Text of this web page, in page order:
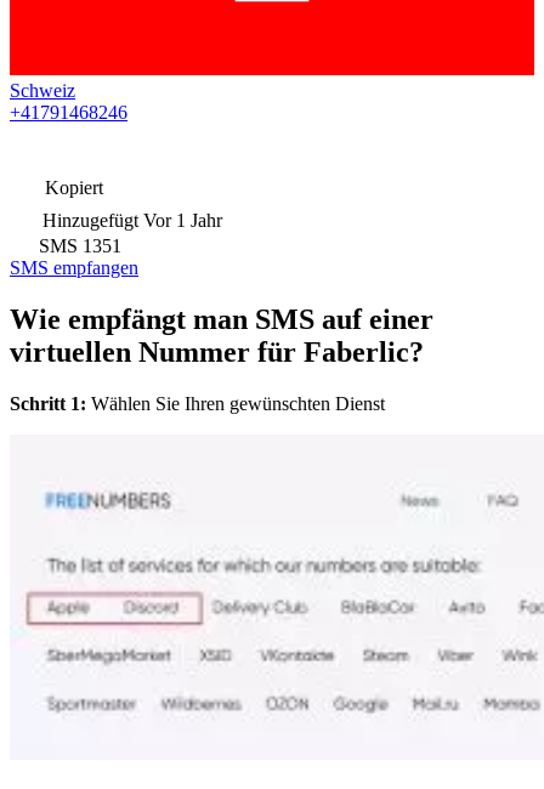
Schweiz
+41791468246
Kopiert
Hinzugefügt Vor 1 Jahr
SMS 1351
SMS empfangen
Wie empfängt man SMS auf einer
virtuellen Nummer für Faberlic?
Schritt 1: Wählen Sie Ihren gewünschten Dienst